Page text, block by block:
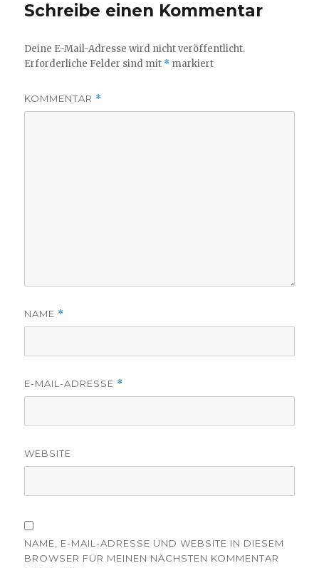
Schreibe einen Kommentar
Deine E-Mail-Adresse wird nicht veröffentlicht.
Erforderliche Felder sind mit * markiert
KOMMENTAR *
NAME *
E-MAIL-ADRESSE *
WEBSITE
NAME, E-MAIL-ADRESSE UND WEBSITE IN DIESEM
BROWSER FÜR MEINEN NÄCHSTEN KOMMENTAR